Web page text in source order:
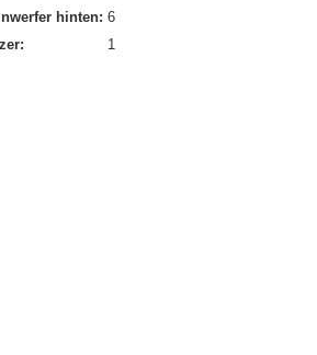
hinten: 6
1